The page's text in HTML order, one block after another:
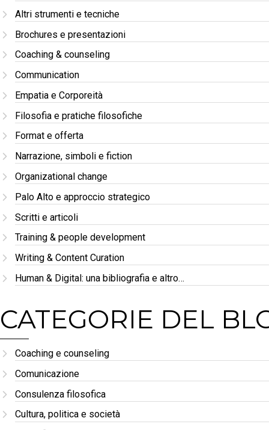
Altri strumenti e tecniche
Brochures e presentazioni
Coaching & counseling
Communication
Empatia e Corporeità
Filosofia e pratiche filosofiche
Format e offerta
Narrazione, simboli e fiction
Organizational change
Palo Alto e approccio strategico
Scritti e articoli
Training & people development
Writing & Content Curation
Human & Digital: una bibliografia e altro…
CATEGORIE DEL
Coaching e counseling
Comunicazione
Consulenza filosofica
Cultura, politica e società